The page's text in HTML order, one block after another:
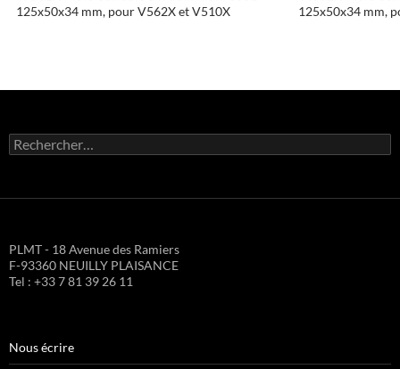
125x50x34 mm, pour V562X et V510X
125x50x34 mm,
Rechercher :
PLMT - 18 Avenue des Ramiers
F-93360 NEUILLY PLAISANCE
Tel : +33 7 81 39 26 11
Nous écrire